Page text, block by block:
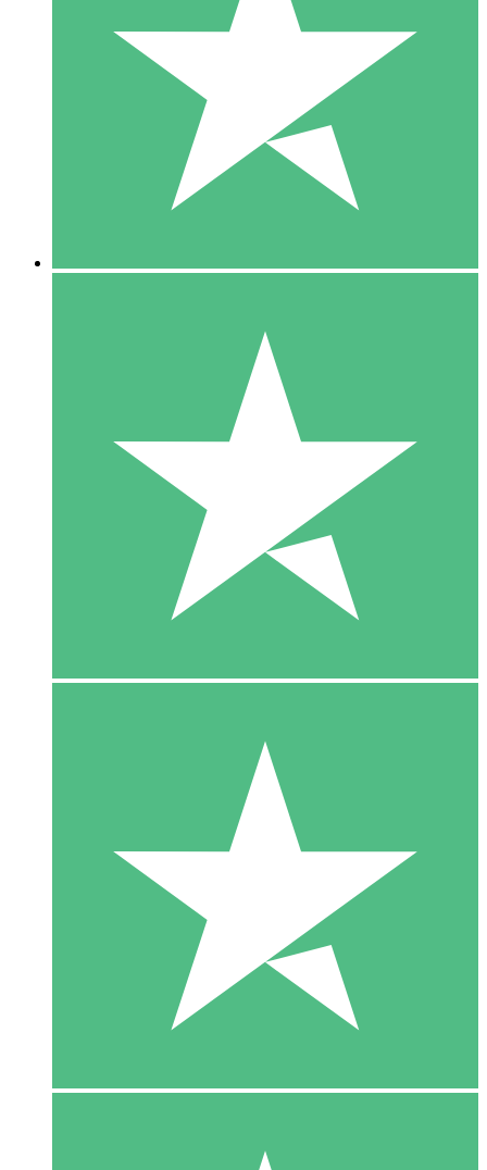
Betala per användning med nedladdningskrediter. Inget
1 Nedladdningar
10 00
10 Nedladdningar
20 00